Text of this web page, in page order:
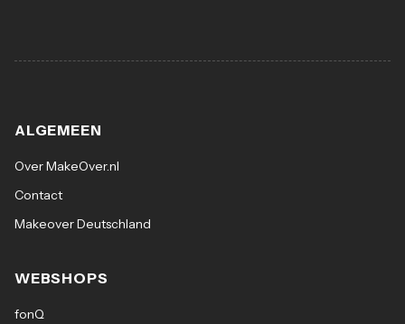
ALGEMEEN
Over MakeOver.nl
Contact
Makeover Deutschland
WEBSHOPS
fonQ